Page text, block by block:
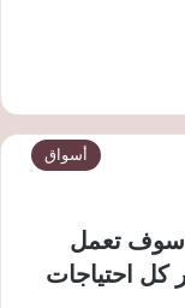
أسواق
‏سوف تعمل
كل احتياجات